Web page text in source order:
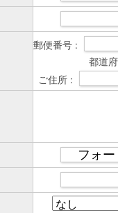
郵便番号 :
都道
ご住所 :